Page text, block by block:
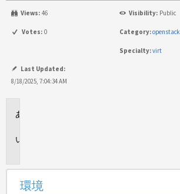
Views: 46 Visibility: Public
Votes: 0 Category:openstack
Specialty:virt
Last Updated:
8/18/2025, 7:04:34 AM
環境